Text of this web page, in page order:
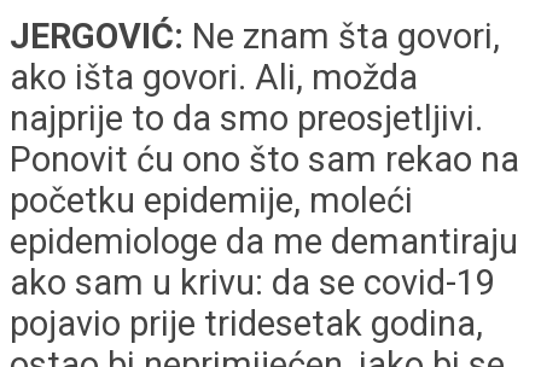
JERGOVIĆ: Ne znam šta govori,
ako išta govori. Ali, možda
najprije to da smo preosjetljivi.
Ponovit ću ono što sam rekao na
početku epidemije, moleći
epidemiologe da me demantiraju
ako sam u krivu: da se covid-19
pojavio prije tridesetak godina,